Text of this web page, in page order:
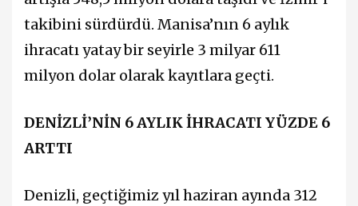
takibini sürdürdü. Manisa’nın 6 aylık
ihracatı yatay bir seyirle 3 milyar 611
milyon dolar olarak kayıtlara geçti.
DENİZLİ’NİN 6 AYLIK İHRACATI YÜZDE 6
ARTTI
Denizli, geçtiğimiz yıl haziran ayında 312